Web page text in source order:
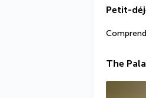
Petit-
The